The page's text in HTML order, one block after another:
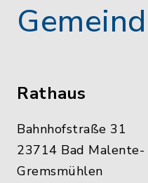
Rathaus
Bahnhofstraße 31
23714 Bad Malente-
Gremsmühlen